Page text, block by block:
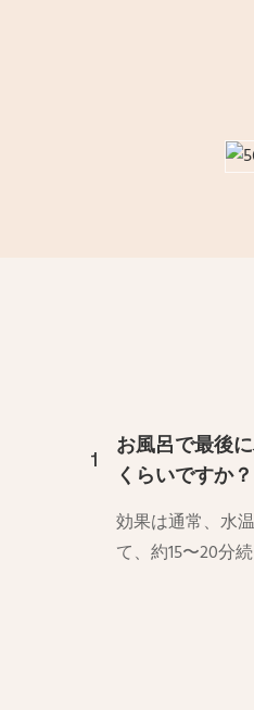
1
お風呂で最後
くらいですか？
効果は通常、水
て、約15〜20分続